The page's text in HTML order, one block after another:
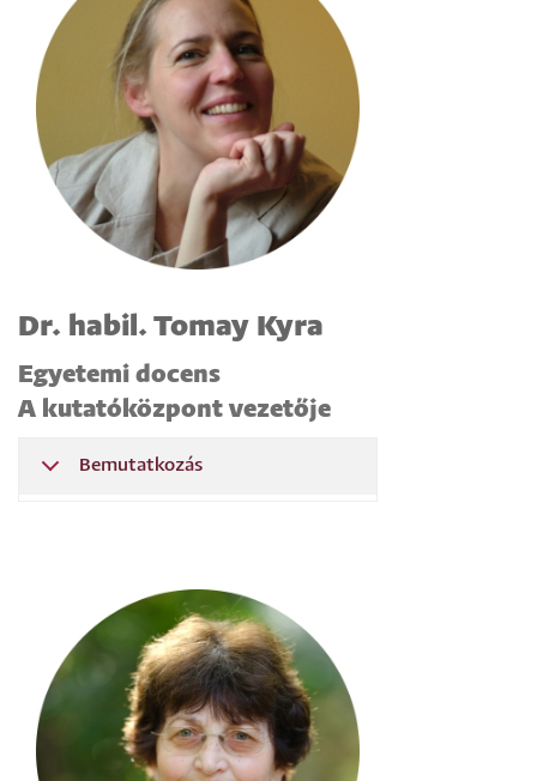
Dr. habil. Tomay Kyra
Egyetemi docens
A kutatóközpont vezetője
Bemutatkozás